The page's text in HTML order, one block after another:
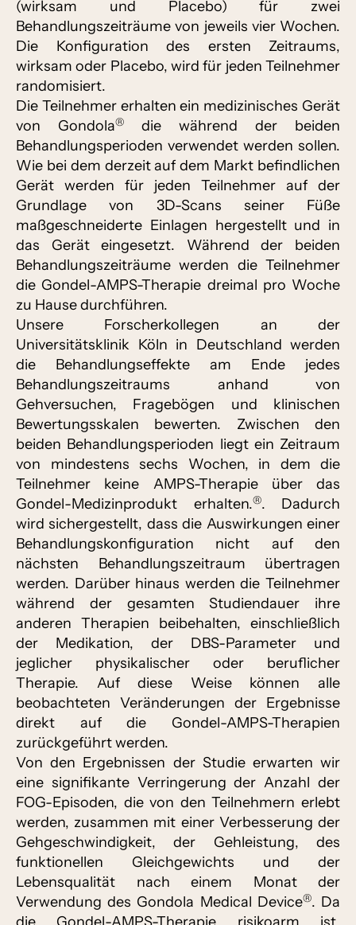
(wirksam und Placebo) für zwei
Behandlungszeiträume von jeweils vier Wochen.
Die Konfiguration des ersten Zeitraums,
wirksam oder Placebo, wird für jeden Teilnehmer
randomisiert.
Die Teilnehmer erhalten ein medizinisches Gerät
von Gondola®
die während der beiden
Behandlungsperioden verwendet werden sollen.
Wie bei dem derzeit auf dem Markt befindlichen
Gerät werden für jeden Teilnehmer auf der
Grundlage von 3D-Scans seiner Füße
maßgeschneiderte Einlagen hergestellt und in
das Gerät eingesetzt. Während der beiden
Behandlungszeiträume werden die Teilnehmer
die Gondel-AMPS-Therapie dreimal pro Woche
zu Hause durchführen.
Unsere Forscherkollegen an der
Universitätsklinik Köln in Deutschland werden
die Behandlungseffekte am Ende jedes
Behandlungszeitraums anhand von
Gehversuchen, Fragebögen und klinischen
Bewertungsskalen bewerten. Zwischen den
beiden Behandlungsperioden liegt ein Zeitraum
von mindestens sechs Wochen, in dem die
Teilnehmer keine AMPS-Therapie über das
Gondel-Medizinprodukt erhalten.®. Dadurch
wird sichergestellt, dass die Auswirkungen einer
Behandlungskonfiguration nicht auf den
nächsten Behandlungszeitraum übertragen
werden. Darüber hinaus werden die Teilnehmer
während der gesamten Studiendauer ihre
anderen Therapien beibehalten, einschließlich
der Medikation, der DBS-Parameter und
jeglicher physikalischer oder beruflicher
Therapie. Auf diese Weise können alle
beobachteten Veränderungen der Ergebnisse
direkt auf die Gondel-AMPS-Therapien
zurückgeführt werden.
Von den Ergebnissen der Studie erwarten wir
eine signifikante Verringerung der Anzahl der
FOG-Episoden, die von den Teilnehmern erlebt
werden, zusammen mit einer Verbesserung der
Gehgeschwindigkeit, der Gehleistung, des
funktionellen Gleichgewichts und der
Lebensqualität nach einem Monat der
Verwendung des Gondola Medical Device®. Da